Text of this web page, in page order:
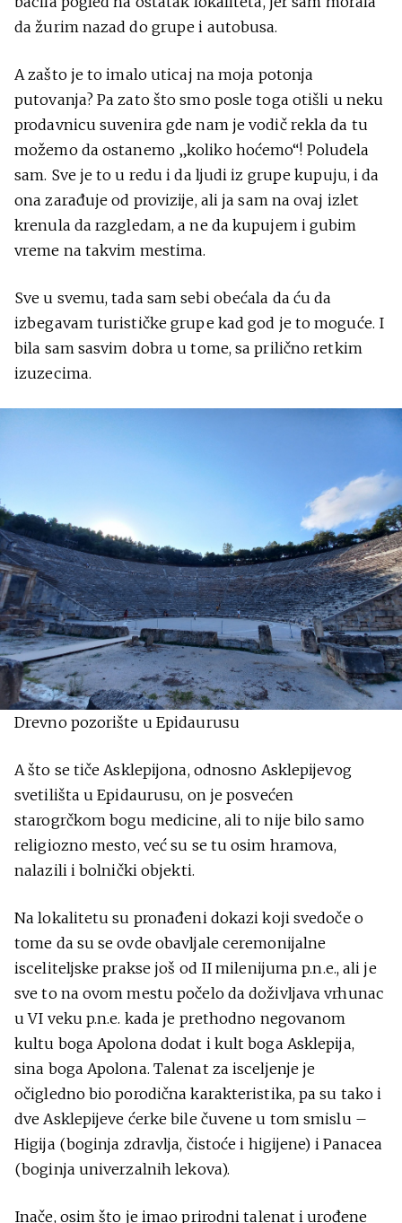
da žurim nazad do grupe i autobusa.
A zašto je to imalo uticaj na moja potonja
putovanja? Pa zato što smo posle toga otišli u neku
prodavnicu suvenira gde nam je vodič rekla da tu
možemo da ostanemo „koliko hoćemo“! Poludela
sam. Sve je to u redu i da ljudi iz grupe kupuju, i da
ona zarađuje od provizije, ali ja sam na ovaj izlet
krenula da razgledam, a ne da kupujem i gubim
vreme na takvim mestima.
Sve u svemu, tada sam sebi obećala da ću da
izbegavam turističke grupe kad god je to moguće. I
bila sam sasvim dobra u tome, sa prilično retkim
izuzecima.
Drevno pozorište u Epidaurusu
A što se tiče Asklepijona, odnosno Asklepijevog
svetilišta u Epidaurusu, on je posvećen
starogrčkom bogu medicine, ali to nije bilo samo
religiozno mesto, već su se tu osim hramova,
nalazili i bolnički objekti.
Na lokalitetu su pronađeni dokazi koji svedoče o
tome da su se ovde obavljale ceremonijalne
isceliteljske prakse još od II milenijuma p.n.e., ali je
sve to na ovom mestu počelo da doživljava vrhunac
u VI veku p.n.e. kada je prethodno negovanom
kultu boga Apolona dodat i kult boga Asklepija,
sina boga Apolona. Talenat za isceljenje je
očigledno bio porodična karakteristika, pa su tako i
dve Asklepijeve ćerke bile čuvene u tom smislu –
Higija (boginja zdravlja, čistoće i higijene) i Panacea
(boginja univerzalnih lekova).
Inače, osim što je imao prirodni talenat i urođene